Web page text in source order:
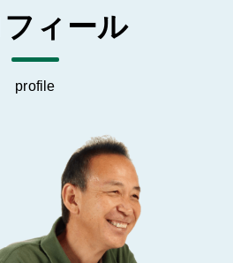
ィール
profile